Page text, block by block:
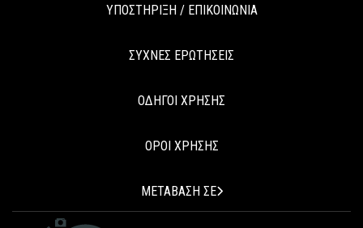
ΥΠΟΣΤΗΡΙΞΗ / ΕΠΙΚΟΙΝΩΝΙΑ
ΣΥΧΝΕΣ ΕΡΩΤΗΣΕΙΣ
ΟΔΗΓΟΙ ΧΡΗΣΗΣ
ΟΡΟΙ ΧΡΗΣΗΣ
ΜΕΤΑΒΑΣΗ ΣΕ